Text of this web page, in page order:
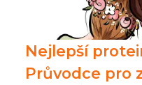
Nejlepší
Průvodce pro